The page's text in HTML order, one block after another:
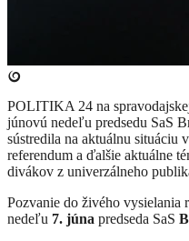
POLITIKA 24 na
júnovú nedeľu predsedu SaS
sústredila na aktuálnu
referendum a ďalšie aktuálne
divákov z univerzálneho
Pozvanie do živého vysielania
nedeľu 7. júna predseda SaS